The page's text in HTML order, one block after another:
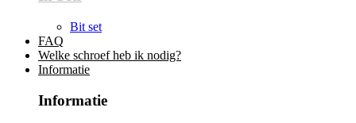
Bit set
FAQ
Welke schroef heb ik nodig?
Informatie
Informatie